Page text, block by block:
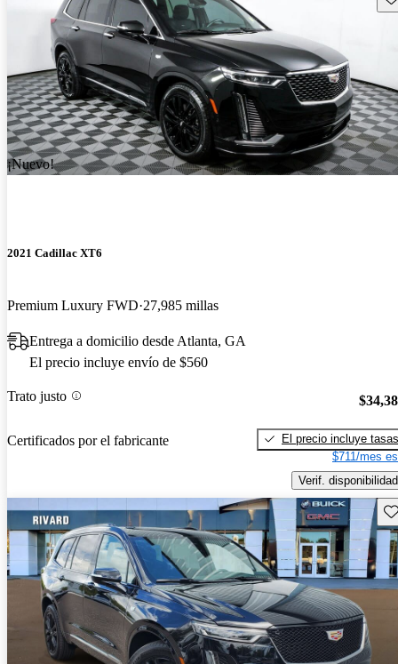
¡Nuevo!
2021 Cadillac XT6
Premium Luxury FWD 27,985 millas
Entrega a domicilio desde Atlanta, GA
El precio incluye envío de $560
Trato justo
Certificados por el fabricante
El precio incluye tasas
$711/mes
Verif. disponibilidad